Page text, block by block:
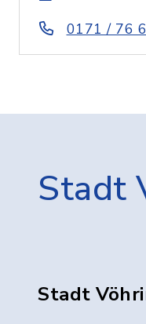
0171 / 76
Stadt
Stadt